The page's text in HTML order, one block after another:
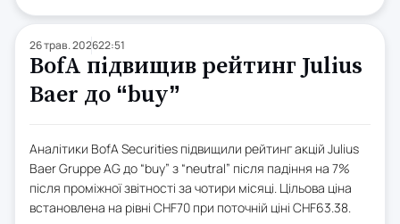
26 трав. 202622:51
BofA підвищив рейтинг Julius
Baer до “buy”
Аналітики BofA Securities підвищили рейтинг акцій Julius
Baer Gruppe AG до “buy” з “neutral” після падіння на 7%
після проміжної звітності за чотири місяці. Цільова ціна
встановлена на рівні CHF70 при поточній ціні CHF63.38.